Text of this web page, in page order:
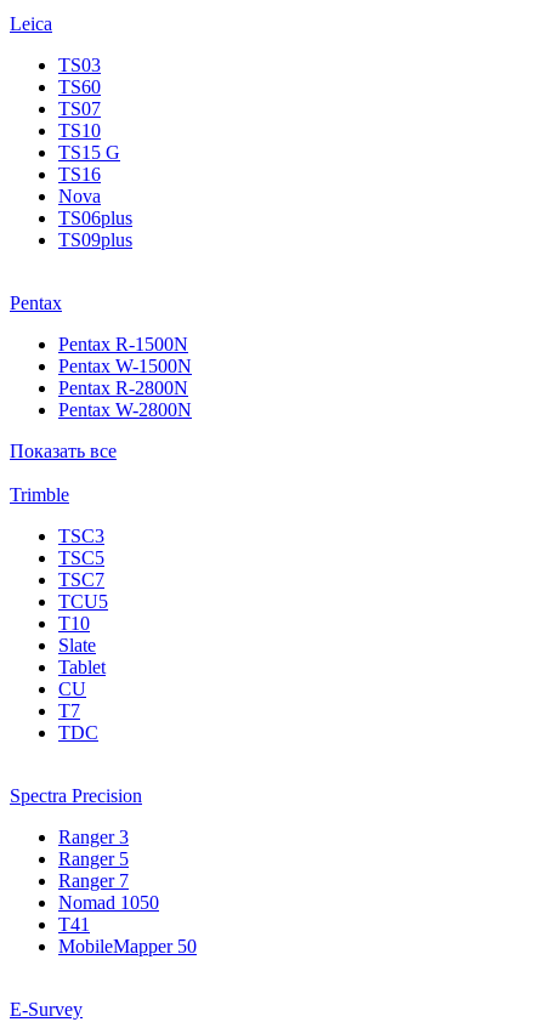
Leica
TS03
TS60
TS07
TS10
TS15 G
TS16
Nova
TS06plus
TS09plus
Pentax
Pentax R-1500N
Pentax W-1500N
Pentax R-2800N
Pentax W-2800N
Показать все
Trimble
TSC3
TSC5
TSC7
TCU5
T10
Slate
Tablet
CU
T7
TDC
Spectra Precision
Ranger 3
Ranger 5
Ranger 7
Nomad 1050
T41
MobileMapper 50
E-Survey